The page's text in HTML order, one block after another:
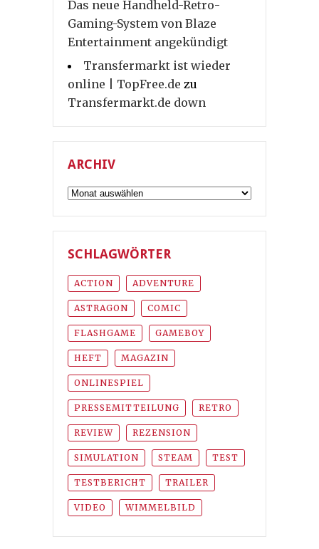
Das neue Handheld-Retro-
Gaming-System von Blaze
Entertainment angekündigt
Transfermarkt ist wieder
online | TopFree.de zu
Transfermarkt.de down
ARCHIV
Archiv
SCHLAGWÖRTER
ACTION ADVENTURE
ASTRAGON COMIC
FLASHGAME GAMEBOY
HEFT MAGAZIN
ONLINESPIEL
PRESSEMITTEILUNG RETRO
REVIEW REZENSION
SIMULATION STEAM TEST
TESTBERICHT TRAILER
VIDEO WIMMELBILD